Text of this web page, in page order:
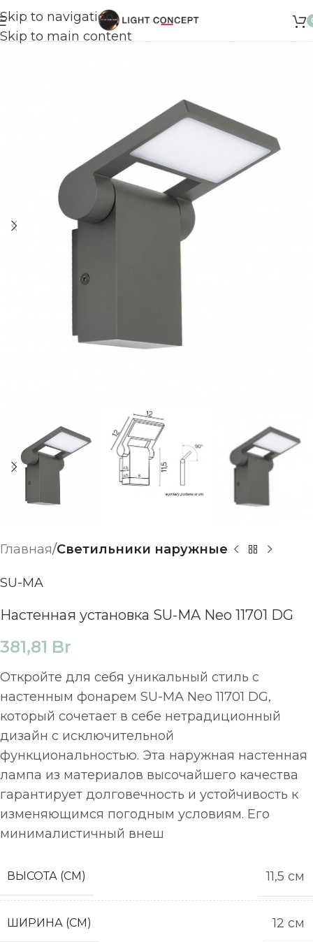
Skip to navigation
Skip to main content
Главная Светильники наружные
SU-MA
Настенная установка SU-MA Neo 11701 DG
381,81 Br
Откройте для себя уникальный стиль с
настенным фонарем SU-MA Neo 11701 DG,
который сочетает в себе нетрадиционный
дизайн с исключительной
функциональностью. Эта наружная настенная
лампа из материалов высочайшего качества
гарантирует долговечность и устойчивость к
изменяющимся погодным условиям. Его
минималистичный внеш
ВЫСОТА (СМ) 11,5 см
ШИРИНА (СМ) 12 см